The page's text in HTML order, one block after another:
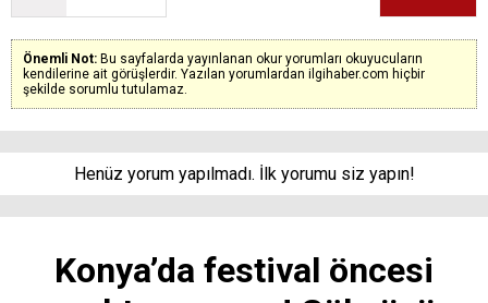
Önemli Not: Bu sayfalarda yayınlanan okur yorumları okuyucuların
kendilerine ait görüşlerdir. Yazılan yorumlardan ilgihaber.com hiçbir
şekilde sorumlu tutulamaz.
Henüz yorum yapılmadı. İlk yorumu siz yapın!
Konya’da festival öncesi